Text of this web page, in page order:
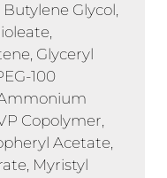
Glycol,
Glyceryl
100
Copolymer,
Acetate,
Myristyl